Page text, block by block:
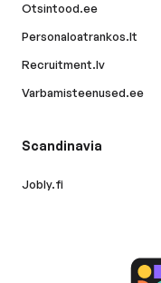
Otsintood.ee
Personaloatrankos.lt
Recruitment.lv
Varbamisteenused.ee
Scandinavia
Jobly.fi